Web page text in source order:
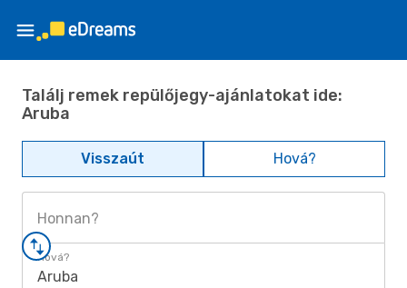
Találj remek repülőjegy-ajánlatokat ide:
Aruba
Visszaút Hová?
Honnan?
Hová?
Aruba